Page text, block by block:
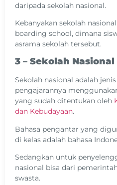
daripada sekolah nasional.
Kebanyakan sekolah
boarding school, dimana
asrama sekolah tersebut.
3 – Sekolah Nasional
Sekolah nasional adalah
pengajarannya
yang sudah ditentukan oleh
dan Kebudayaan.
Bahasa pengantar yang
di kelas adalah bahasa
Sedangkan untuk
nasional bisa dari
swasta.